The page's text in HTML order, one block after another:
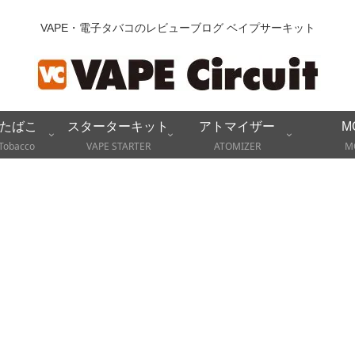
VAPE・電子タバコのレビューブログ ベイプサーキット
ばこ
スターターキット
VAPE STARTER
アトマイザー
ATOMIZER